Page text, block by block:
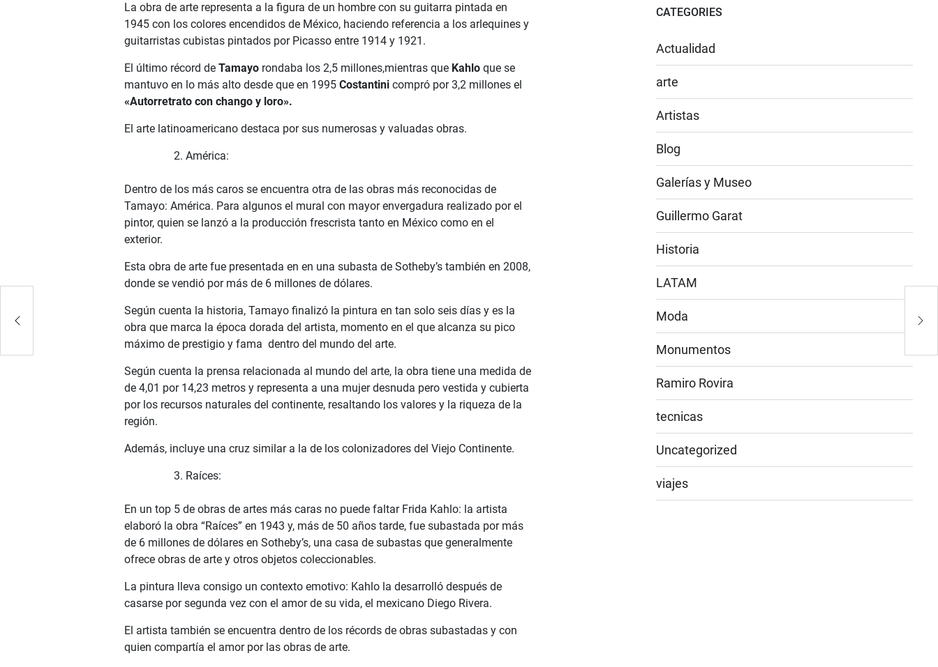
La obra de arte representa a la figura de un hombre con su guitarra pintada en
1945 con los colores encendidos de México, haciendo referencia a los arlequines y
guitarristas cubistas pintados por Picasso entre 1914 y 1921.
El último récord de Tamayo rondaba los 2,5 millones,mientras que Kahlo que se
mantuvo en lo más alto desde que en 1995 Costantini compró por 3,2 millones el
«Autorretrato con chango y loro».
El arte latinoamericano destaca por sus numerosas y valuadas obras.
América:
Dentro de los más caros se encuentra otra de las obras más reconocidas de
Tamayo: América. Para algunos el mural con mayor envergadura realizado por el
pintor, quien se lanzó a la producción frescrista tanto en México como en el
exterior.
Esta obra de arte fue presentada en en una subasta de Sotheby’s también en 2008,
donde se vendió por más de 6 millones de dólares.
Según cuenta la historia, Tamayo finalizó la pintura en tan solo seis días y es la
obra que marca la época dorada del artista, momento en el que alcanza su pico
máximo de prestigio y fama dentro del mundo del arte.
Según cuenta la prensa relacionada al mundo del arte, la obra tiene una medida de
de 4,01 por 14,23 metros y representa a una mujer desnuda pero vestida y cubierta
por los recursos naturales del continente, resaltando los valores y la riqueza de la
región.
Además, incluye una cruz similar a la de los colonizadores del Viejo Continente.
Raíces:
En un top 5 de obras de artes más caras no puede faltar Frida Kahlo: la artista
elaboró la obra “Raíces” en 1943 y, más de 50 años tarde, fue subastada por más
de 6 millones de dólares en Sotheby’s, una casa de subastas que generalmente
ofrece obras de arte y otros objetos coleccionables.
La pintura lleva consigo un contexto emotivo: Kahlo la desarrolló después de
casarse por segunda vez con el amor de su vida, el mexicano Diego Rivera.
El artista también se encuentra dentro de los récords de obras subastadas y con
quien compartía el amor por las obras de arte.
CATEGORIES
Actualidad
arte
Artistas
Blog
Galerías y Museo
Guillermo Garat
Historia
LATAM
Moda
Monumentos
Ramiro Rovira
tecnicas
Uncategorized
viajes